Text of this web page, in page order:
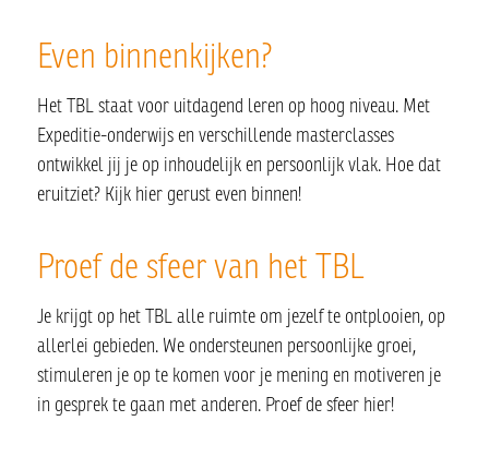
Even binnenkijken?
Het TBL staat voor uitdagend leren op hoog niveau. Met
Expeditie-onderwijs en verschillende masterclasses
ontwikkel jij je op inhoudelijk en persoonlijk vlak. Hoe dat
eruitziet? Kijk hier gerust even binnen!
Proef de sfeer van het TBL
Je krijgt op het TBL alle ruimte om jezelf te ontplooien, op
allerlei gebieden. We ondersteunen persoonlijke groei,
stimuleren je op te komen voor je mening en motiveren je
in gesprek te gaan met anderen. Proef de sfeer hier!